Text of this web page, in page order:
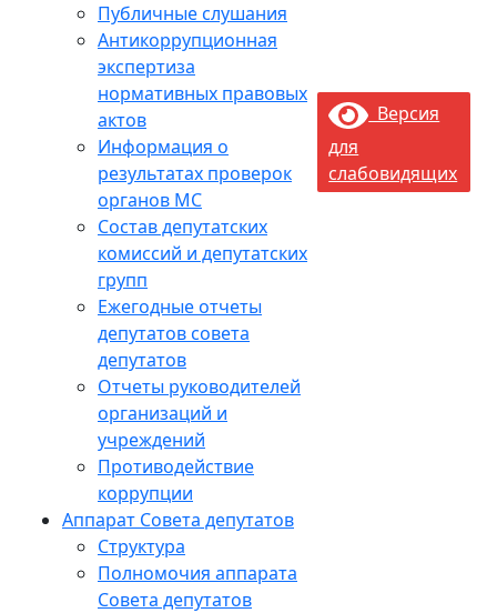
Публичные слушания
Антикоррупционная
экспертиза
нормативных правовых
актов
Информация о
результатах проверок
органов МС
Состав депутатских
комиссий и депутатских
групп
Ежегодные отчеты
депутатов совета
депутатов
Отчеты руководителей
организаций и
учреждений
Противодействие
коррупции
Аппарат Совета депутатов
Структура
Полномочия аппарата
Совета депутатов
Версия
для
слабовидящих